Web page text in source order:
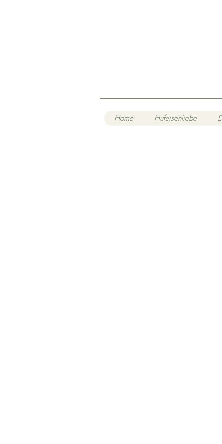
Home Hufeisenliebe